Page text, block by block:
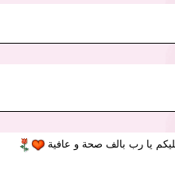
يا رب بالف صحة و عافية